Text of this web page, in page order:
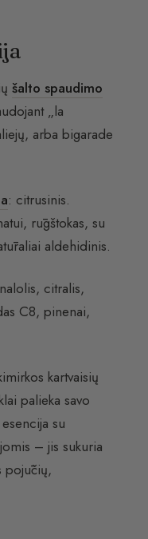
šalto spaudimo
„la
arba bigarade
: citrusinis.
rūgštokas, su
aldehidinis.
citralis,
C8, pinenai,
kartvaisių
palieka savo
su
– jis sukuria
pojūčių,